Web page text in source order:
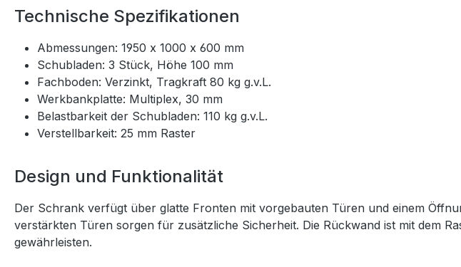
Technische Spezifikationen
Abmessungen: 1950 x 1000 x 600 mm
Schubladen: 3 Stück, Höhe 100 mm
Fachboden: Verzinkt, Tragkraft 80 kg g.v.L.
Werkbankplatte: Multiplex, 30 mm
Belastbarkeit der Schubladen: 110 kg g.v.L.
Verstellbarkeit: 25 mm Raster
Design und Funktionalität
Der Schrank verfügt über glatte Fronten mit vorgebauten Türen und einem
verstärkten Türen sorgen für zusätzliche Sicherheit. Die Rückwand ist mit dem
gewährleisten.